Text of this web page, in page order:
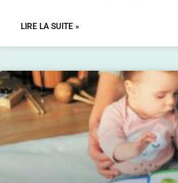
LIRE LA SUITE »